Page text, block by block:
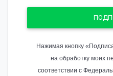
Нажимая кнопку
на обработку моих
соответствии с